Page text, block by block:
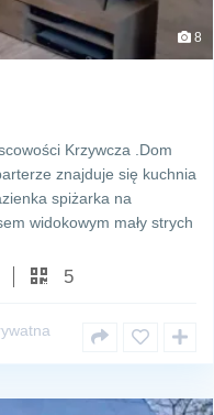
8
Krzywcza .Dom
znajduje się kuchnia
spiżarka na
widokowym mały strych
5